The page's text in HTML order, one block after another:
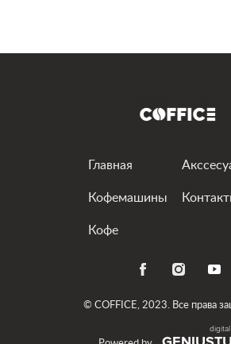
Главная
Кофемашины
Кофе
© COFFICE, 2023. Все права